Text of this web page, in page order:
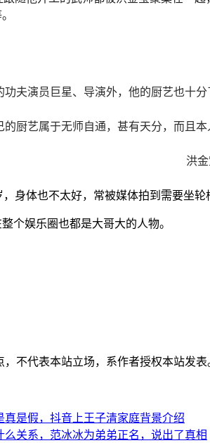
夫演员巨星、导演外，他的厨艺也十分
厨艺属于无师自通，甚有天分，而且
体也不太好，常被媒体拍到需要坐轮
个娱乐圈也都是大哥大的人物。
不代表本站立场，系作者授权本站发表
真是假，抖音上王子清家庭背景介绍
么关系，范冰冰为弟弟正名，说出了真相